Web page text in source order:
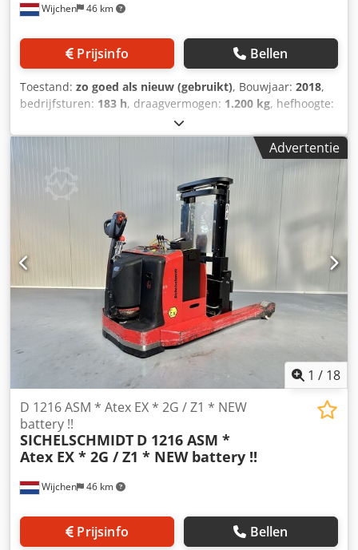
Wijchen 46 km
Prijsinfo Bellen
Toestand: zo goed als nieuw (gebruikt), Bouwjaar: 2018,
bedrijfsturen: 183 h, draagvermogen: 1.200 kg, hefhoogte:
elektrisch
bouwhoogte:2.200 mm, Manufacturer + model:TOYOTA
SWE 120 XR * Reach-Mast !!! Mast:2F3300 ID:25034.0278
Cat.:Demo Mast:2F3300 Lowered height:2200 mm Lifting
height:3300 mm Capacity:1200 kg Cabin width:1080 mm
Year:2018 Hours:183 hours Capacity:24 v / 300 ah
Options:ZEER unieke CONTRA stapelaar !!FULL options
!!!Uitgevoerd met ; Cjdpfx Agezq Ubueyerf - FFL mast = Full
Free Lift - Side Shift - Mast neiging - Pantograaf - Extra
breed vorkenbord ; B = 1230 mm - Bleu spot & Flitslamp -
Batterij zijdelings wissel systeem - met VRIJDRAGENDE
verstelbare heftruck lepels - Geschikt voor alle soorten
palletsPOWERSTEERINGComplete LIKE NEW !!
Advertentie
1 / 18
Wijchen 46 km
D 1216 ASM * Atex EX * 2G / Z1 * NEW
battery !!
SICHELSCHMIDT D 1216 ASM *
Atex EX * 2G / Z1 * NEW battery !!
Prijsinfo Bellen